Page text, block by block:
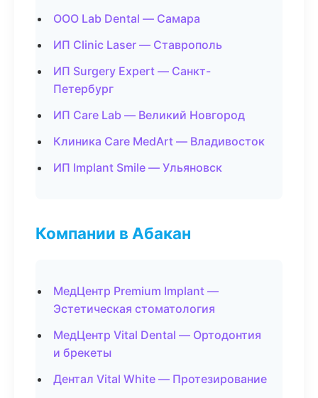
ООО Lab Dental — Самара
ИП Clinic Laser — Ставрополь
ИП Surgery Expert — Санкт-
Петербург
ИП Care Lab — Великий Новгород
Клиника Care MedArt — Владивосток
ИП Implant Smile — Ульяновск
Компании в Абакан
МедЦентр Premium Implant —
Эстетическая стоматология
МедЦентр Vital Dental — Ортодонтия
и брекеты
Дентал Vital White — Протезирование